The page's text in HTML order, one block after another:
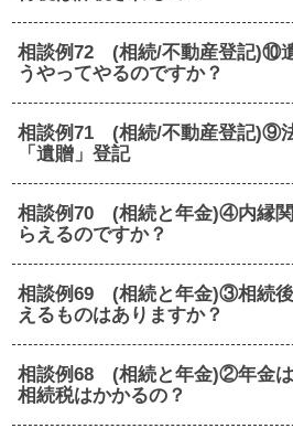
相談例72 (相続/不動産登記)⑩
うやってやるのですか？
相談例71 (相続/不動産登記)⑨
「遺贈」登記
相談例70 (相続と年金)④内縁関
らえるのですか？
相談例69 (相続と年金)③相続
えるものはありますか？
相談例68 (相続と年金)②年金は
相続税はかかるの？